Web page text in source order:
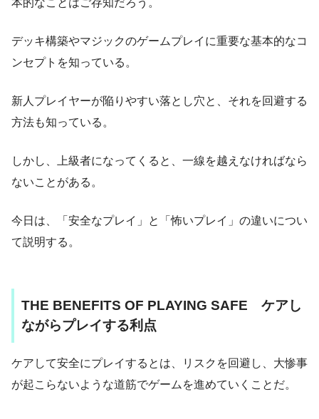
本的なことはご存知だろう。
デッキ構築やマジックのゲームプレイに重要な基本的なコ
ンセプトを知っている。
新人プレイヤーが陥りやすい落とし穴と、それを回避する
方法も知っている。
しかし、上級者になってくると、一線を越えなければなら
ないことがある。
今日は、「安全なプレイ」と「怖いプレイ」の違いについ
て説明する。
THE BENEFITS OF PLAYING SAFE ケアし
ながらプレイする利点
ケアして安全にプレイするとは、リスクを回避し、大惨事
が起こらないような道筋でゲームを進めていくことだ。